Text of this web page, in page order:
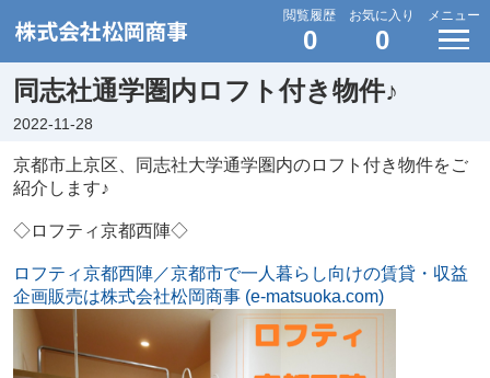
閲覧履歴
0
お気に入り
0
メニュー
同志社通学圏内ロフト付き物件♪
2022-11-28
京都市上京区、同志社大学通学圏内のロフト付き物件をご
紹介します♪
◇ロフティ京都西陣◇
ロフティ京都西陣／京都市で一人暮らし向けの賃貸・収益
企画販売は株式会社松岡商事 (e-matsuoka.com)